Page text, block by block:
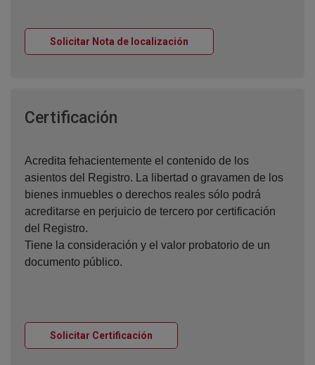
Solicitar Nota de localización
Certificación
Acredita fehacientemente el contenido de los
asientos del Registro. La libertad o gravamen de los
bienes inmuebles o derechos reales sólo podrá
acreditarse en perjuicio de tercero por certificación
del Registro.
Tiene la consideración y el valor probatorio de un
documento público.
Solicitar Certificación